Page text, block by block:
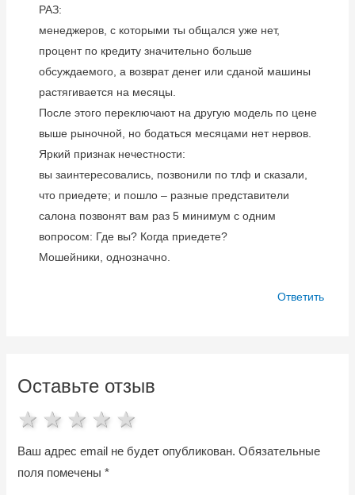
РАЗ:
менеджеров, с которыми ты общался уже нет,
процент по кредиту значительно больше
обсуждаемого, а возврат денег или сданой машины
растягивается на месяцы.
После этого переключают на другую модель по цене
выше рыночной, но бодаться месяцами нет нервов.
Яркий признак нечестности:
вы заинтересовались, позвонили по тлф и сказали,
что приедете; и пошло – разные представители
салона позвонят вам раз 5 минимум с одним
вопросом: Где вы? Когда приедете?
Мошейники, однозначно.
Ответить
Оставьте отзыв
4 stars
3 stars
2 stars
1 star
Ваш адрес email не будет опубликован. Обязательные
поля помечены*